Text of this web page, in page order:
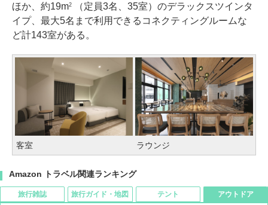
ほか、約19m2（定員3名、35室）のデラックスツインタ
イプ、最大5名まで利用できるコネクティングルームな
ど計143室がある。
客室 ラウンジ
Amazon トラベル関連ランキング
旅行雑誌 旅行ガイド・地図 テント アウトドア